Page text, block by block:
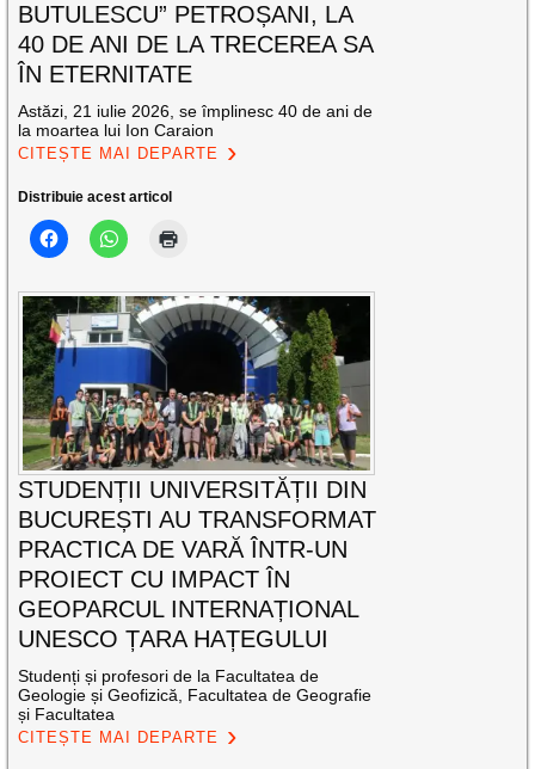
BUTULESCU” PETROȘANI, LA
40 DE ANI DE LA TRECEREA SA
ÎN ETERNITATE
Astăzi, 21 iulie 2026, se împlinesc 40 de ani de
la moartea lui Ion Caraion
CITEȘTE MAI DEPARTE
Distribuie acest articol
STUDENȚII UNIVERSITĂȚII DIN
BUCUREȘTI AU TRANSFORMAT
PRACTICA DE VARĂ ÎNTR-UN
PROIECT CU IMPACT ÎN
GEOPARCUL INTERNAȚIONAL
UNESCO ȚARA HAȚEGULUI
Studenți și profesori de la Facultatea de
Geologie și Geofizică, Facultatea de Geografie
și Facultatea
CITEȘTE MAI DEPARTE